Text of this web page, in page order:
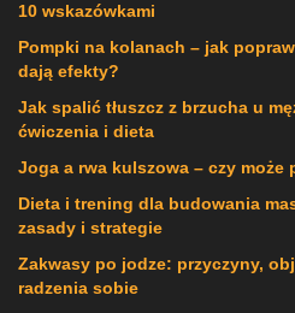
10 wskazówkami
Pompki na kolanach – jak
dają efekty?
Jak spalić tłuszcz z brzucha u
ćwiczenia i dieta
Joga a rwa kulszowa – czy
Dieta i trening dla budowania
zasady i strategie
Zakwasy po jodze: przyczyny,
radzenia sobie